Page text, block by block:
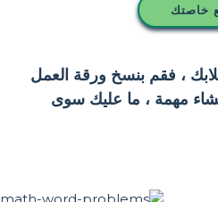
خاصتك
، فقم بنسخ ورقة العمل
مهمة ، ما عليك سوى